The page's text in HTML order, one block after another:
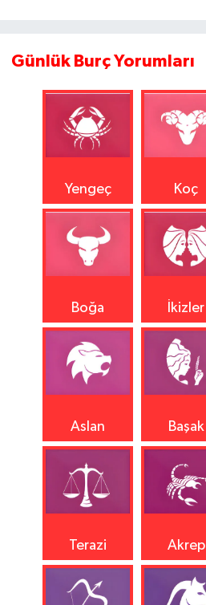
Günlük Burç Yorumları
Yengeç Koç
Boğa İkizler
Aslan Başak
Terazi Akrep